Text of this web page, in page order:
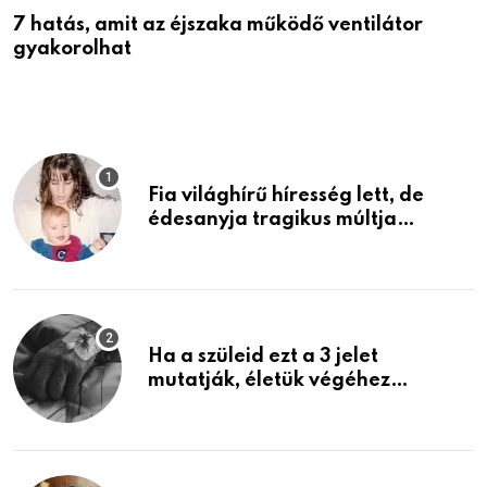
7 hatás, amit az éjszaka működő ventilátor
gyakorolhat
Fia világhírű híresség lett, de
édesanyja tragikus múltja
Ha a szüleid ezt a 3 jelet
mutatják, életük végéhez